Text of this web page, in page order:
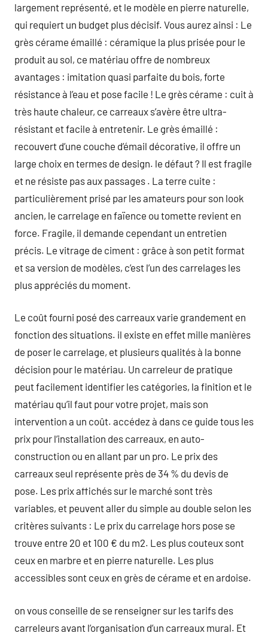
largement représenté, et le modèle en pierre naturelle,
qui requiert un budget plus décisif. Vous aurez ainsi : Le
grès cérame émaillé : céramique la plus prisée pour le
produit au sol, ce matériau offre de nombreux
avantages : imitation quasi parfaite du bois, forte
résistance à l’eau et pose facile ! Le grès cérame : cuit à
très haute chaleur, ce carreaux s’avère être ultra-
résistant et facile à entretenir. Le grès émaillé :
recouvert d’une couche d’émail décorative, il offre un
large choix en termes de design. le défaut ? Il est fragile
et ne résiste pas aux passages . La terre cuite :
particulièrement prisé par les amateurs pour son look
ancien, le carrelage en faïence ou tomette revient en
force. Fragile, il demande cependant un entretien
précis. Le vitrage de ciment : grâce à son petit format
et sa version de modèles, c’est l’un des carrelages les
plus appréciés du moment.
Le coût fourni posé des carreaux varie grandement en
fonction des situations. il existe en effet mille manières
de poser le carrelage, et plusieurs qualités à la bonne
décision pour le matériau. Un carreleur de pratique
peut facilement identifier les catégories, la finition et le
matériau qu’il faut pour votre projet, mais son
intervention a un coût. accédez à dans ce guide tous les
prix pour l’installation des carreaux, en auto-
construction ou en allant par un pro. Le prix des
carreaux seul représente près de 34 % du devis de
pose. Les prix affichés sur le marché sont très
variables, et peuvent aller du simple au double selon les
critères suivants : Le prix du carrelage hors pose se
trouve entre 20 et 100 € du m2. Les plus couteux sont
ceux en marbre et en pierre naturelle. Les plus
accessibles sont ceux en grès de cérame et en ardoise.
on vous conseille de se renseigner sur les tarifs des
carreleurs avant l’organisation d’un carreaux mural. Et